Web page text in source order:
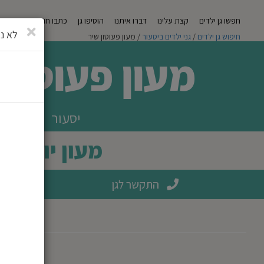
חפשו גן ילדים קצת עלינו דברו איתנו הוסיפו גן כתבו חוות דעת
חיפוש גן ילדים / גני ילדים ביסעור / מעון פעוטון שיר
מעון
יסעור
מעון יום
התקשר לגן
סגירה
לא